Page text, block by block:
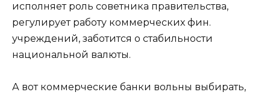
исполняет роль советника правительства,
регулирует работу коммерческих фин.
учреждений, заботится о стабильности
национальной валюты.
А вот коммерческие банки вольны выбирать,